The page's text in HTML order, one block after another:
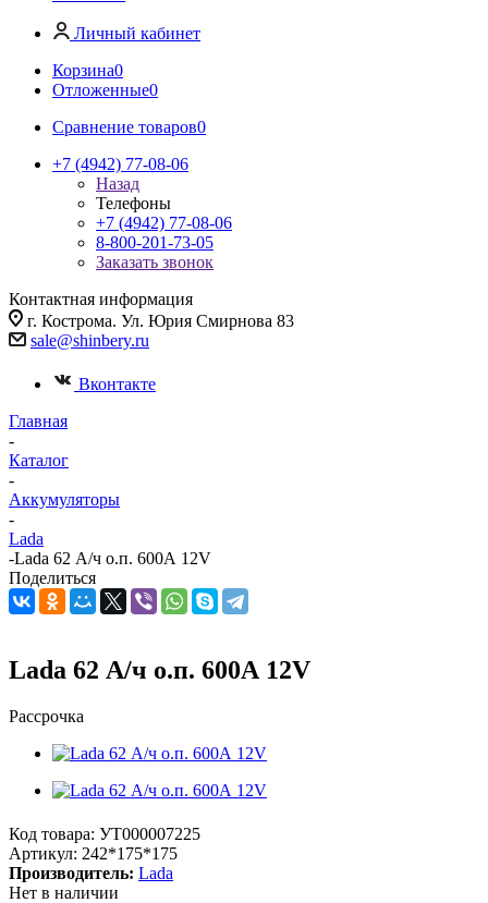
Личный кабинет
Корзина0
Отложенные0
Сравнение товаров0
+7 (4942) 77-08-06
Назад
Телефоны
+7 (4942) 77-08-06
8-800-201-73-05
Заказать звонок
Контактная информация
г. Кострома. Ул. Юрия Смирнова 83
sale@shinbery.ru
Вконтакте
Главная
-
Каталог
-
Аккумуляторы
-
Lada
-Lada 62 А/ч о.п. 600А 12V
Поделиться
Lada 62 А/ч о.п. 600А 12V
Рассрочка
Код товара: УТ000007225
Артикул: 242*175*175
Производитель: Lada
Нет в наличии